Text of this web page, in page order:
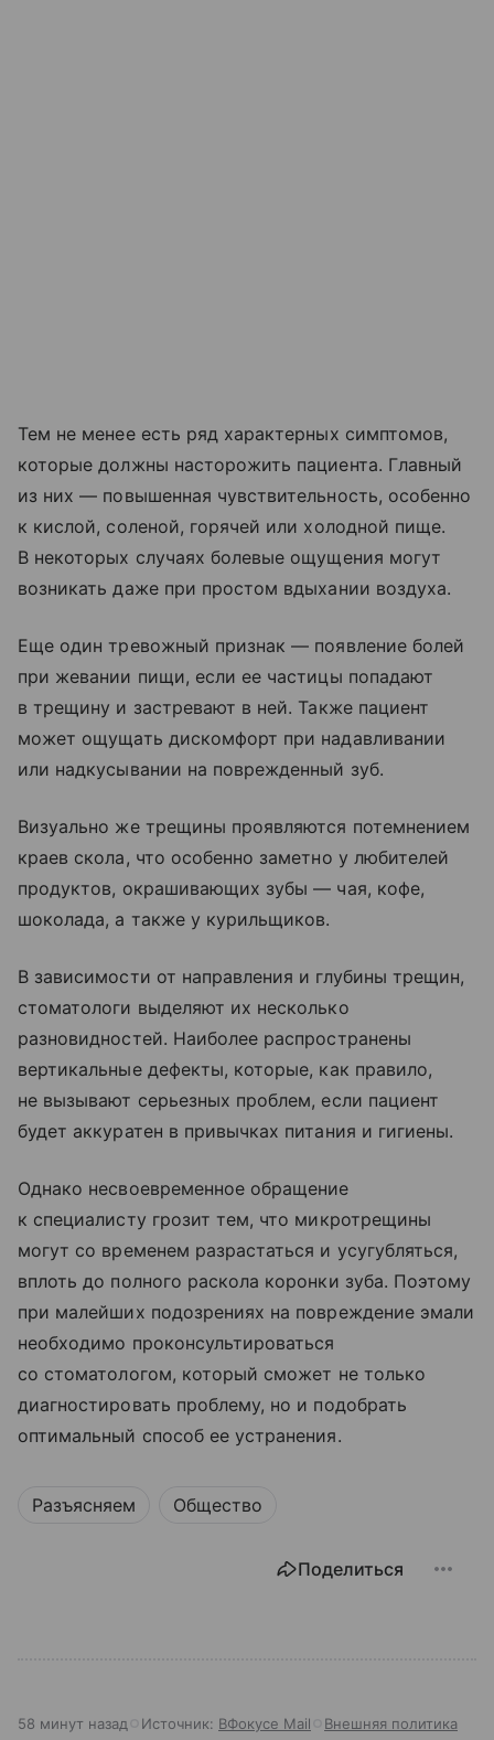
Тем не менее есть ряд характерных симптомов,
которые должны насторожить пациента. Главный
из них — повышенная чувствительность, особенно
к кислой, соленой, горячей или холодной пище.
В некоторых случаях болевые ощущения могут
возникать даже при простом вдыхании воздуха.
Еще один тревожный признак — появление болей
при жевании пищи, если ее частицы попадают
в трещину и застревают в ней. Также пациент
может ощущать дискомфорт при надавливании
или надкусывании на поврежденный зуб.
Визуально же трещины проявляются потемнением
краев скола, что особенно заметно у любителей
продуктов, окрашивающих зубы — чая, кофе,
шоколада, а также у курильщиков.
В зависимости от направления и глубины трещин,
стоматологи выделяют их несколько
разновидностей. Наиболее распространены
вертикальные дефекты, которые, как правило,
не вызывают серьезных проблем, если пациент
будет аккуратен в привычках питания и гигиены.
Однако несвоевременное обращение
к специалисту грозит тем, что микротрещины
могут со временем разрастаться и усугубляться,
вплоть до полного раскола коронки зуба. Поэтому
при малейших подозрениях на повреждение эмали
необходимо проконсультироваться
со стоматологом, который сможет не только
диагностировать проблему, но и подобрать
оптимальный способ ее устранения.
Разъясняем Общество
Поделиться
58 минут назад Источник: ВФокусе Mail Внешняя политика